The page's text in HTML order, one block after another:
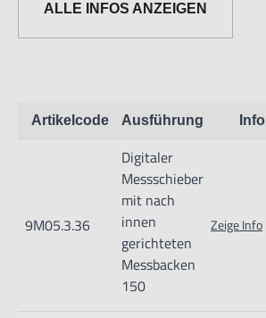
Nullen in jeder Stellung möglich
ALLE INFOS ANZEIGEN
Artikelcode Ausführung Info
9M05.3.36
Digitaler
Messschieber
mit nach
innen
gerichteten
Messbacken
150
Zeige Info